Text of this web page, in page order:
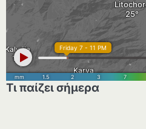
Τι παίζει σήμερα